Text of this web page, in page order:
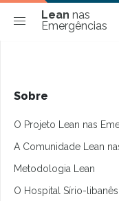
Lean nas
Emergências
Sobre
O Projeto Lean nas
A Comunidade Lean
Metodologia Lean
O Hospital Sírio-libanês